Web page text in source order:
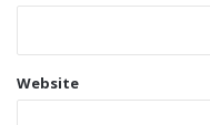
Website